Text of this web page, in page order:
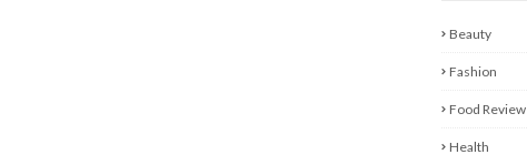
Beauty
Fashion
Food Review
Health